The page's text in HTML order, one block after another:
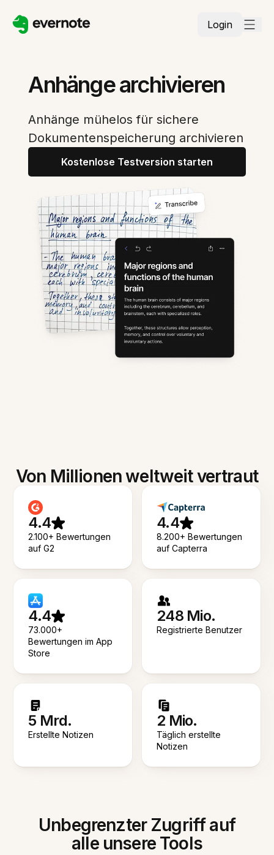
Login
Anhänge archivieren
Anhänge mühelos für sichere
Dokumentenspeicherung archivieren
Kostenlose Testversion starten
Von Millionen weltweit vertraut
4.4
2.100+ Bewertungen
auf G2
4.4
8.200+ Bewertungen
auf Capterra
4.4
73.000+
Bewertungen im App
Store
248 Mio.
Registrierte Benutzer
5 Mrd.
Erstellte Notizen
2 Mio.
Täglich erstellte
Notizen
Unbegrenzter Zugriff auf
alle unsere Tools